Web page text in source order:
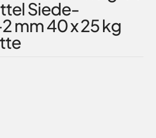
Siede-
mm 40 x 25 kg